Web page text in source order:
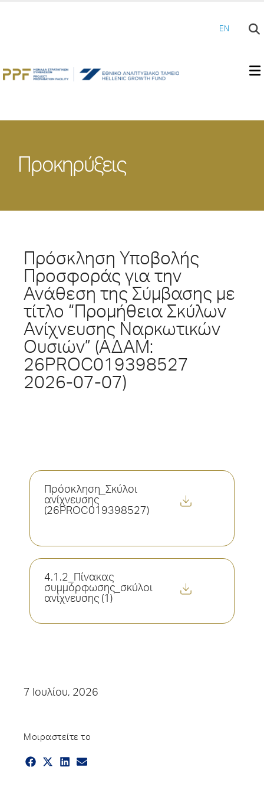
EN
Προκηρύξεις
7 Ιουλίου, 2026
Μοιραστείτε το
Πρόσκληση Υποβολής
Προσφοράς για την
Ανάθεση της Σύμβασης με
τίτλο “Προμήθεια Σκύλων
Ανίχνευσης Ναρκωτικών
Ουσιών” (ΑΔΑΜ:
26PROC019398527
2026-07-07)
Πρόσκληση_Σκύλοι
ανίχνευσης
(26PROC019398527)
4.1.2_Πίνακας
συμμόρφωσης_σκύλοι
ανίχνευσης (1)